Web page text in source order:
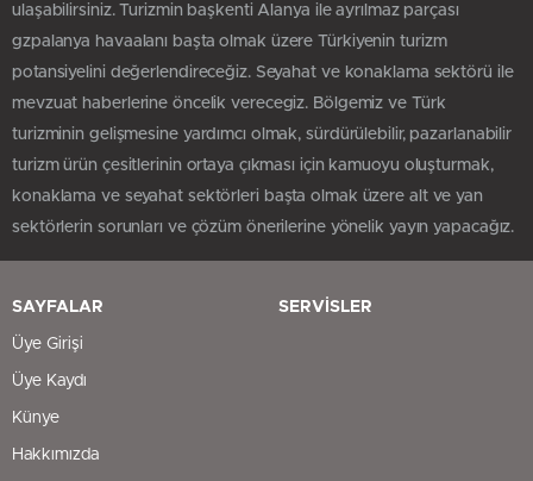
ulaşabilirsiniz. Turizmin başkenti Alanya ile ayrılmaz parçası
gzpalanya havaalanı başta olmak üzere Türkiyenin turizm
potansiyelini değerlendireceğiz. Seyahat ve konaklama sektörü ile
mevzuat haberlerine öncelik verecegiz. Bölgemiz ve Türk
turizminin gelişmesine yardımcı olmak, sürdürülebilir, pazarlanabilir
turizm ürün çesitlerinin ortaya çıkması için kamuoyu oluşturmak,
konaklama ve seyahat sektörleri başta olmak üzere alt ve yan
sektörlerin sorunları ve çözüm önerilerine yönelik yayın yapacağız.
SAYFALAR
Üye Girişi
Üye Kaydı
Künye
Hakkımızda
SERVİSLER